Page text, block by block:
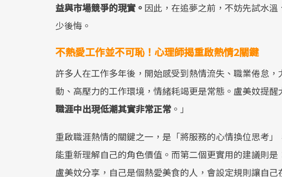
益與市場競爭的現實。 因此，在追夢之前，不妨先試水
少後悔。
不熱愛工作並不可恥！心理師揭重啟熱情2關鍵
許多人在工作多年後，開始感受到熱情流失、職業倦怠
動、高壓力的工作環境，情緒耗竭更是常態。盧美妏提醒
職涯中出現低潮其實非常正常 。」
重啟職涯熱情的關鍵之一，是「將服務的心情換位思考
能重新理解自己的角色價值。而第二個更實用的建議則
盧美妏分享，自己是個熱愛美食的人，會設定規則讓自